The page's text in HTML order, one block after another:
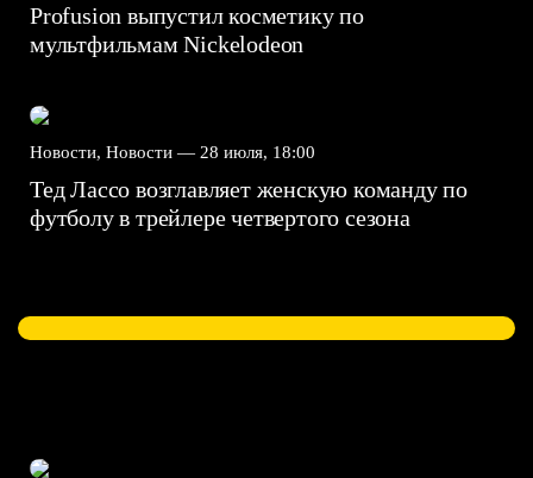
Profusion выпустил косметику по
мультфильмам Nickelodeon
Новости, Новости — 28 июля, 18:00
Тед Лассо возглавляет женскую команду по
футболу в трейлере четвертого сезона